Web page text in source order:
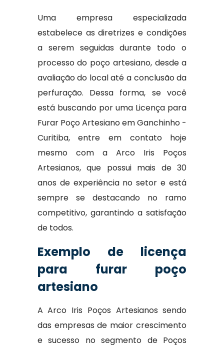
Uma empresa especializada
estabelece as diretrizes e condições
a serem seguidas durante todo o
processo do poço artesiano, desde a
avaliação do local até a conclusão da
perfuração. Dessa forma, se você
está buscando por uma Licença para
Furar Poço Artesiano em Ganchinho -
Curitiba, entre em contato hoje
mesmo com a Arco Iris Poços
Artesianos, que possui mais de 30
anos de experiência no setor e está
sempre se destacando no ramo
competitivo, garantindo a satisfação
de todos.
Exemplo de licença
para furar poço
artesiano
A Arco Iris Poços Artesianos sendo
das empresas de maior crescimento
e sucesso no segmento de Poços